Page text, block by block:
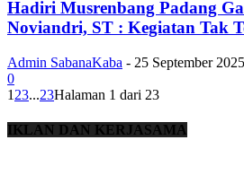
Hadiri Musrenbang Padang
Noviandri, ST : Kegiatan Tak
Admin SabanaKaba - 25 September 2025
0
1 23...23Halaman 1 dari 23
IKLAN DAN KERJASAMA